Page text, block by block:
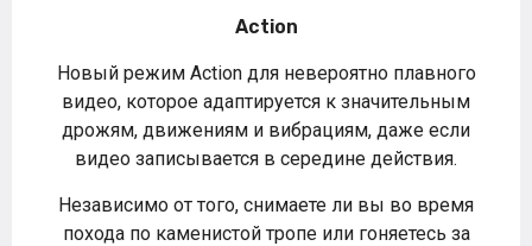
Action
Новый режим Action для невероятно плавного
видео, которое адаптируется к значительным
дрожям, движениям и вибрациям, даже если
видео записывается в середине действия.
Независимо от того, снимаете ли вы во время
похода по каменистой тропе или гоняетесь за